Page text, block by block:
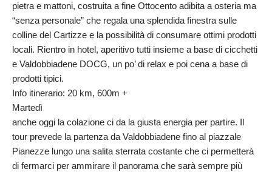
pietra e mattoni, costruita a fine Ottocento adibita a osteria ma
“senza personale” che regala una splendida finestra sulle
colline del Cartizze e la possibilità di consumare ottimi prodotti
locali. Rientro in hotel, aperitivo tutti insieme a base di cicchetti
e Valdobbiadene DOCG, un po’ di relax e poi cena a base di
prodotti tipici.
Info itinerario: 20 km, 600m +
Martedì
anche oggi la colazione ci da la giusta energia per partire. Il
tour prevede la partenza da Valdobbiadene fino al piazzale
Pianezze lungo una salita sterrata costante che ci permetterà
di fermarci per ammirare il panorama che sarà sempre più